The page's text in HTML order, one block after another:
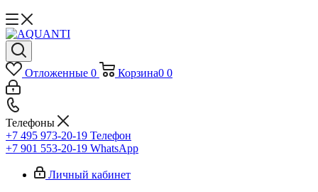
Отложенные 0 Корзина0 0
Телефоны
+7 495 973-20-19 Телефон
+7 901 553-20-19 WhatsApp
Личный кабинет